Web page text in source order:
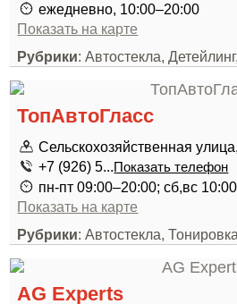
ежедневно, 10:00–20:00
Показать на карте
Рубрики: Автостекла,
ТопАвтоГласс
Сельскохозяйственная
+7 (926) 5...Показать телефон
пн-пт 09:00–20:00; сб,вс
Показать на карте
Рубрики: Автостекла, Тонировка
AG Experts